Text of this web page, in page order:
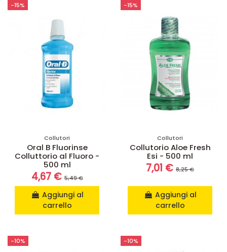
-15%
Collutori
Oral B Fluorinse
Colluttorio al Fluoro -
500 ml
4,67 €5,49 €
Aggiungi al
carrello
-15%
Collutori
Collutorio Aloe Fresh
Esi - 500 ml
7,01 € 8,25 €
Aggiungi al
carrello
-10% -10%